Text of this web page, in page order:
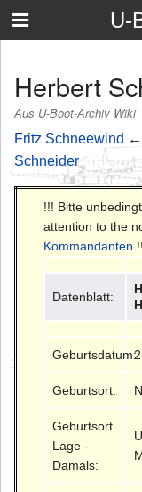
U-
Herbert
Aus U-Boot-Archiv Wiki
Fritz Schneewind ←
Schneider
!!! Bitte
attention to the
Kommandanten
Datenblatt:
Geburtsdatum:
Geburtsort:
Geburtsort
Lage -
Damals: